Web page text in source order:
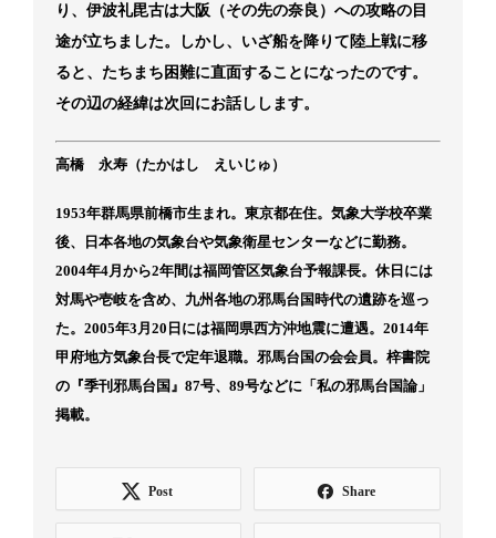
り、伊波礼毘古は大阪（その先の奈良）への攻略の目
途が立ちました。しかし、いざ船を降りて陸上戦に移
ると、たちまち困難に直面することになったのです。
その辺の経緯は次回にお話しします。
高橋 永寿（たかはし えいじゅ）
1953年群馬県前橋市生まれ。東京都在住。気象大学校卒業
後、日本各地の気象台や気象衛星センターなどに勤務。
2004年4月から2年間は福岡管区気象台予報課長。休日には
対馬や壱岐を含め、九州各地の邪馬台国時代の遺跡を巡っ
た。2005年3月20日には福岡県西方沖地震に遭遇。2014年
甲府地方気象台長で定年退職。邪馬台国の会会員。梓書院
の『季刊邪馬台国』87号、89号などに「私の邪馬台国論」
掲載。
Post Share